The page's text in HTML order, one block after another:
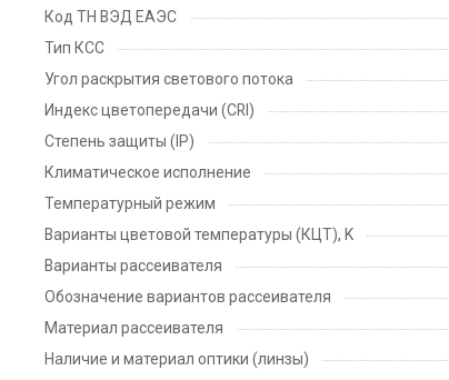
Код ТН ВЭД ЕАЭС
Тип КСС
Угол раскрытия светового потока
Индекс цветопередачи (CRI)
Степень защиты (IP)
Климатическое исполнение
Температурный режим
Варианты цветовой температуры (КЦТ), K
Варианты рассеивателя
Обозначение вариантов рассеивателя
Материал рассеивателя
Наличие и материал оптики (линзы)